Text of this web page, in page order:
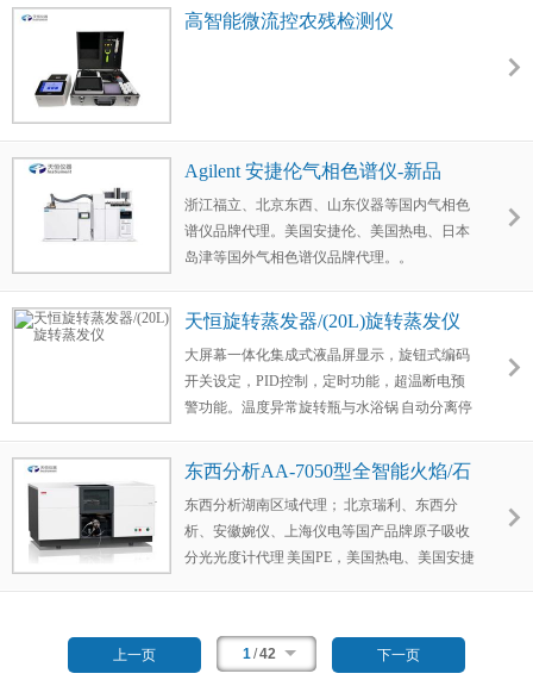
分光光度计代理。
高智能微流控农残检测仪
Agilent 安捷伦气相色谱仪-新品
浙江福立、北京东西、山东仪器等国内气相色
谱仪品牌代理。美国安捷伦、美国热电、日本
岛津等国外气相色谱仪品牌代理。。
天恒旋转蒸发器/(20L)旋转蒸发仪
大屏幕一体化集成式液晶屏显示，旋钮式编码
开关设定，PID控制，定时功能，超温断电预
警功能。温度异常旋转瓶与水浴锅 自动分离停
，浴锅温度室温-99℃，, 配真空显示表,全透明
防护罩保温，节能， 防爆，防溅，防污染，可
连续放料，水温自控，智能数显，功率：
5.3KW内置真空控制器（可选配）.
东西分析AA-7050型全智能火焰/石
墨炉原子吸收
东西分析湖南区域代理； 北京瑞利、东西分
析、安徽婉仪、上海仪电等国产品牌原子吸收
分光光度计代理 美国PE，美国热电、美国安捷
上一页 1/42 下一页